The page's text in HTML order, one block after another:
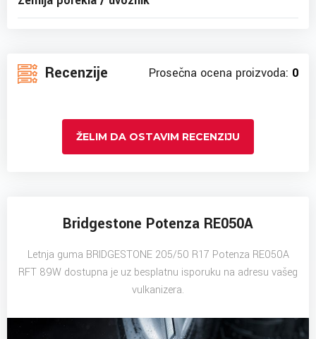
Recenzije Prosečna ocena proizvoda: 0
ŽELIM DA OSTAVIM RECENZIJU
Bridgestone Potenza RE050A
Letnja guma BRIDGESTONE 205/50 R17 Potenza RE050A
RFT 89W dostupna je uz besplatnu isporuku na adresu vašeg
vulkanizera.